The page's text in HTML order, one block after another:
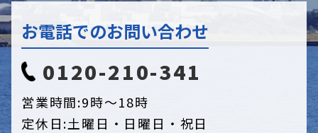
お電話でのお問い合わせ
0120-210-341
営業時間:9時〜18時
定休日:土曜日・日曜日・祝日